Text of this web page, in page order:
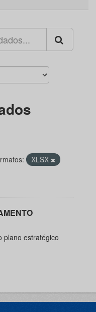
XLSX
plano estratégico